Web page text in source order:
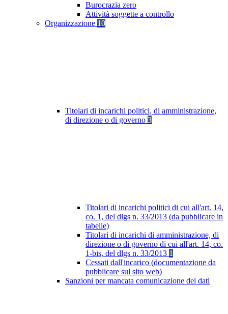
Burocrazia zero
Attività soggette a controllo
Organizzazione 10
Titolari di incarichi politici, di amministrazione,
di direzione o di governo 3
Titolari di incarichi politici di cui all'art. 14,
co. 1, del dlgs n. 33/2013 (da pubblicare in
tabelle)
Titolari di incarichi di amministrazione, di
direzione o di governo di cui all'art. 14, co.
1-bis, del dlgs n. 33/2013 1
Cessati dall'incarico (documentazione da
pubblicare sul sito web)
Sanzioni per mancata comunicazione dei dati